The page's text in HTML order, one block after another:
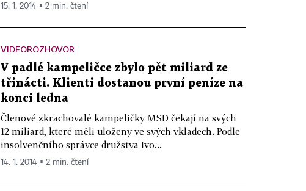
15. 1. 2014 ▪ 2 min. čtení
VIDEOROZHOVOR
V padlé kampeličce zbylo pět miliard ze
třinácti. Klienti dostanou první peníze na
konci ledna
Členové zkrachovalé kampeličky MSD čekají na svých
12 miliard, které měli uloženy ve svých vkladech. Podle
insolvenčního správce družstva Ivo...
14. 1. 2014 ▪ 2 min. čtení